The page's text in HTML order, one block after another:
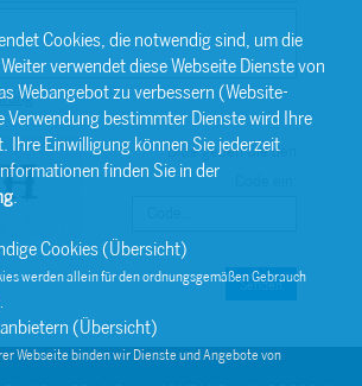
Bitte geben Sie den
Senden
Cookies, die notwendig sind, um die
verwendet diese Webseite Dienste von
Webangebot zu verbessern (Website-
Verwendung bestimmter Dienste wird Ihre
Ihre Einwilligung können Sie jederzeit
finden Sie in der
.
Cookies (Übersicht)
werden allein für den ordnungsgemäßen Gebrauch
(Übersicht)
Webseite binden wir Dienste und Angebote von